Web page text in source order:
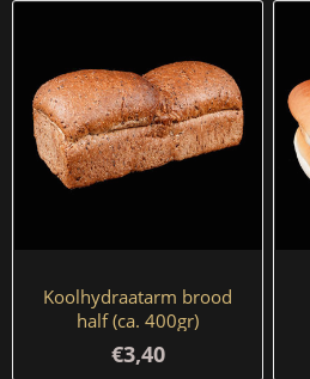
Koolhydraatarm brood
half (ca. 400gr)
€3,40